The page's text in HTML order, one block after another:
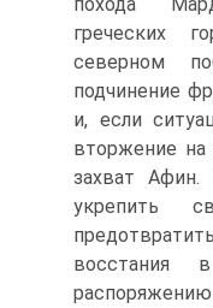
греческих
северном
подчинение
и, если
вторжение
захват Афин.
укрепить